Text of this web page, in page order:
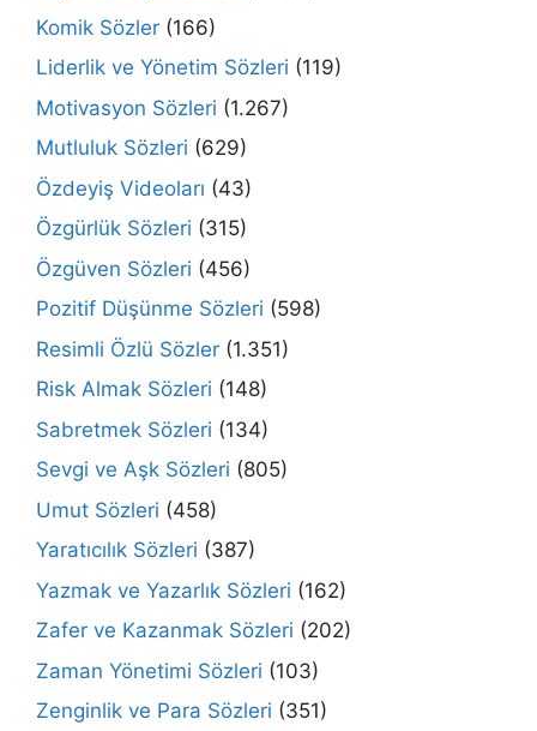
Komik Sözler (166)
Liderlik ve Yönetim Sözleri (119)
Motivasyon Sözleri (1.267)
Mutluluk Sözleri (629)
Özdeyiş Videoları (43)
Özgürlük Sözleri (315)
Özgüven Sözleri (456)
Pozitif Düşünme Sözleri (598)
Resimli Özlü Sözler (1.351)
Risk Almak Sözleri (148)
Sabretmek Sözleri (134)
Sevgi ve Aşk Sözleri (805)
Umut Sözleri (458)
Yaratıcılık Sözleri (387)
Yazmak ve Yazarlık Sözleri (162)
Zafer ve Kazanmak Sözleri (202)
Zaman Yönetimi Sözleri (103)
Zenginlik ve Para Sözleri (351)